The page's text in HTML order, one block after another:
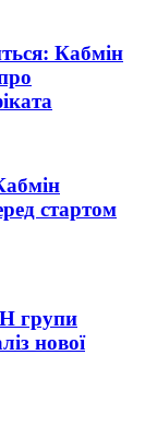
Кабмін
стартом
групи
нової